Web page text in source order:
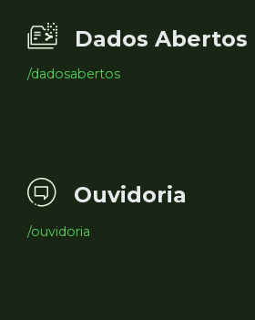
Dados Abertos
/dadosabertos
Ouvidoria
/ouvidoria